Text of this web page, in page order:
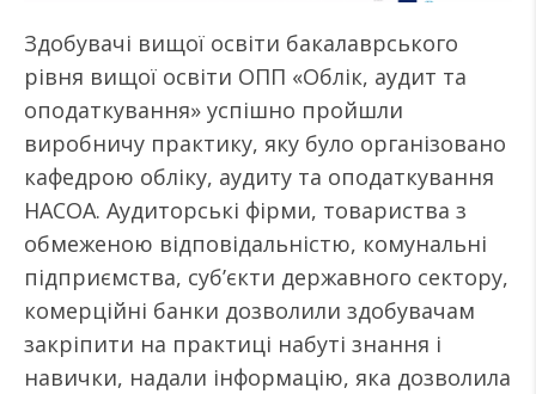
Здобувачі вищої освіти бакалаврського
рівня вищої освіти ОПП «Облік, аудит та
оподаткування» успішно пройшли
виробничу практику, яку було організовано
кафедрою обліку, аудиту та оподаткування
НАСОА. Аудиторські фірми, товариства з
обмеженою відповідальністю, комунальні
підприємства, суб’єкти державного сектору,
комерційні банки дозволили здобувачам
закріпити на практиці набуті знання і
навички, надали інформацію, яка дозволила